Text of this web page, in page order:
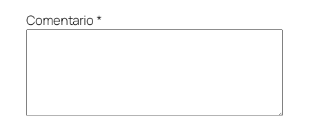
Comentario*